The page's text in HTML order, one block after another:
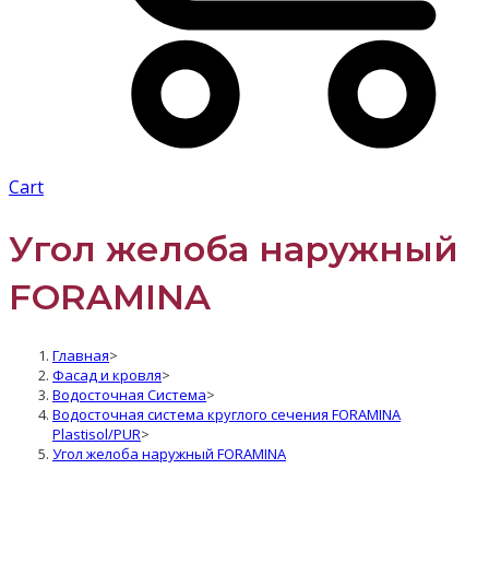
Cart
Угол желоба наружный
FORAMINA
Главная>
Фасад и кровля>
Водосточная Система>
Водосточная система круглого сечения FORAMINA
Plastisol/PUR>
Угол желоба наружный FORAMINA